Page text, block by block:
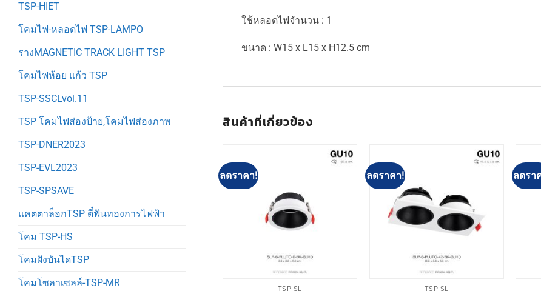
TSP-HIET
โคมไฟ-หลอดไฟ TSP-LAMPO
รางMAGNETIC TRACK LIGHT TSP
โคมไฟห้อย แก้ว TSP
TSP-SSCLvol.11
TSP โคมไฟส่องป้าย,โคมไฟส่องภาพ
TSP-DNER2023
TSP-EVL2023
TSP-SPSAVE
แคตตาล็อกTSP ตี๋ฟันทองการไฟฟ้า
โคม TSP-HS
โคมฝังบันไดTSP
โคมโซลาเซลล์-TSP-MR
ใช้หลอดไฟจำนวน : 1
ขนาด : W15 x L15 x H12.5 cm
สินค้าที่เกี่ยวข้อง
ลดราคา!
TSP-SL
ลดราคา!
TSP-SL
ลดรา